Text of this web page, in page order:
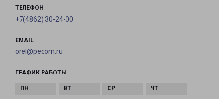
ТЕЛЕФОН
+7(4862) 30-24-00
EMAIL
orel@pecom.ru
ГРАФИК РАБОТЫ